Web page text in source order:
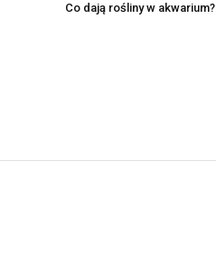
Co dają rośliny w akwarium?